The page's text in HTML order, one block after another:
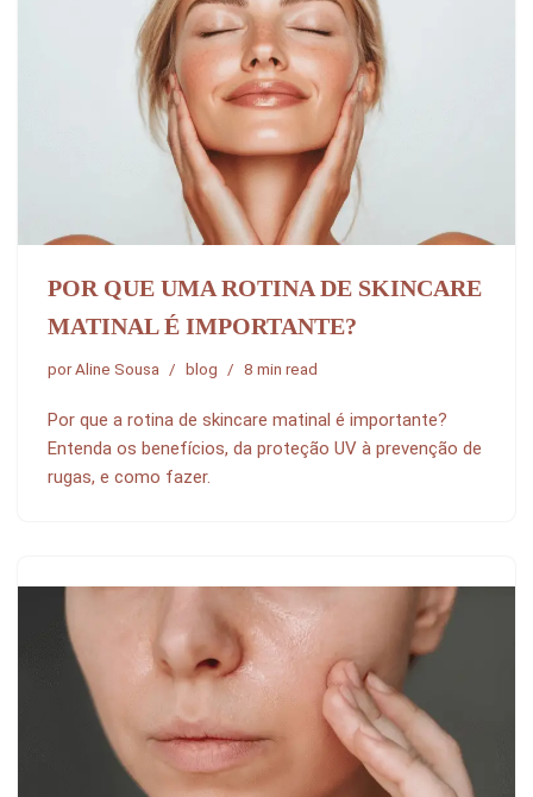
POR QUE UMA ROTINA DE SKINCARE
MATINAL É IMPORTANTE?
porAline Sousa blog 8 min read
Por que a rotina de skincare matinal é importante?
Entenda os benefícios, da proteção UV à prevenção de
rugas, e como fazer.